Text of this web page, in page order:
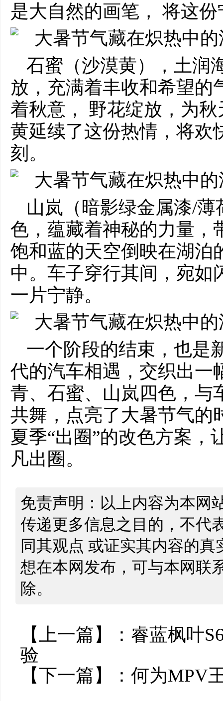
是大自然的画笔， 将这
石蜜（沙漠黄），土润
放，充满着丰收和希望的
着秋意， 野花绽放，为
黄延续了这份热情，将欢
刻。
山岚（暗影绿金属漆/
色，蕴藏着神秘的力量，
饱和蓝的天空倒映在湖泊
中。车子穿行其间，宛如
一片宁静。
一个阶段的结束，也是
代的汽车相遇，交织出一
青、石蜜、山岚四色，与
共舞，点亮了大暑节气的
夏季“出圈”的改色方案，
凡出圈。
免责声明：以上内容为本网
传递更多信息之目的，不代
同其观点 或证实其内容的
想在本网发布，可与本网联
除。
【上一篇】： 睿蓝枫叶
验
【下一篇】： 何为MPV